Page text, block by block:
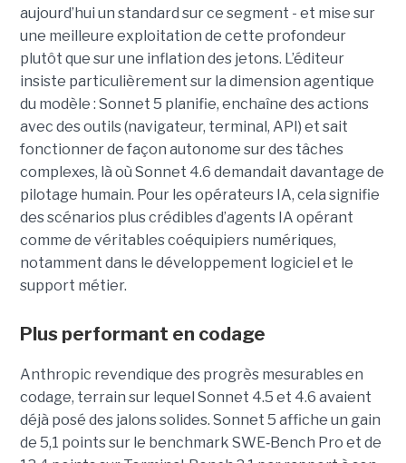
aujourd’hui un standard sur ce segment - et mise sur
une meilleure exploitation de cette profondeur
plutôt que sur une inflation des jetons. L’éditeur
insiste particulièrement sur la dimension agentique
du modèle : Sonnet 5 planifie, enchaîne des actions
avec des outils (navigateur, terminal, API) et sait
fonctionner de façon autonome sur des tâches
complexes, là où Sonnet 4.6 demandait davantage de
pilotage humain. Pour les opérateurs IA, cela signifie
des scénarios plus crédibles d’agents IA opérant
comme de véritables coéquipiers numériques,
notamment dans le développement logiciel et le
support métier.
Plus performant en codage
Anthropic revendique des progrès mesurables en
codage, terrain sur lequel Sonnet 4.5 et 4.6 avaient
déjà posé des jalons solides. Sonnet 5 affiche un gain
de 5,1 points sur le benchmark SWE‑Bench Pro et de